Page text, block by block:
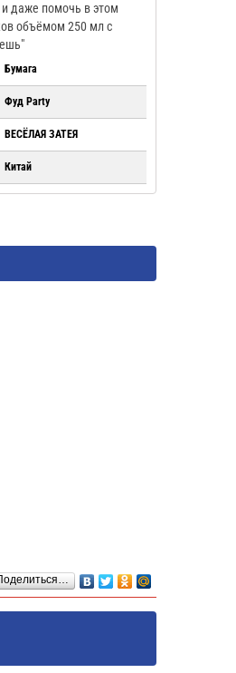
и даже помочь в этом
объёмом 250 мл с
Бумага
Фуд Party
ВЕСЁЛАЯ ЗАТЕЯ
Китай